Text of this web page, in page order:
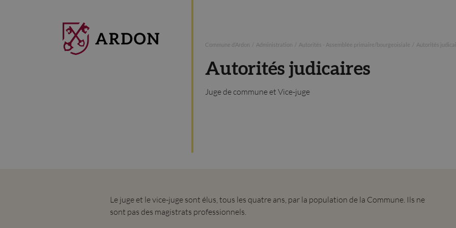
Commune d’Ardon Administration Autorités - Assemblée primaire/bourgeoisiale Autorités
Autorités judicaires
Juge de commune et Vice-juge
Le juge et le vice-juge sont élus, tous les quatre ans, par la population de la Commune. Ils ne
sont pas des magistrats professionnels.